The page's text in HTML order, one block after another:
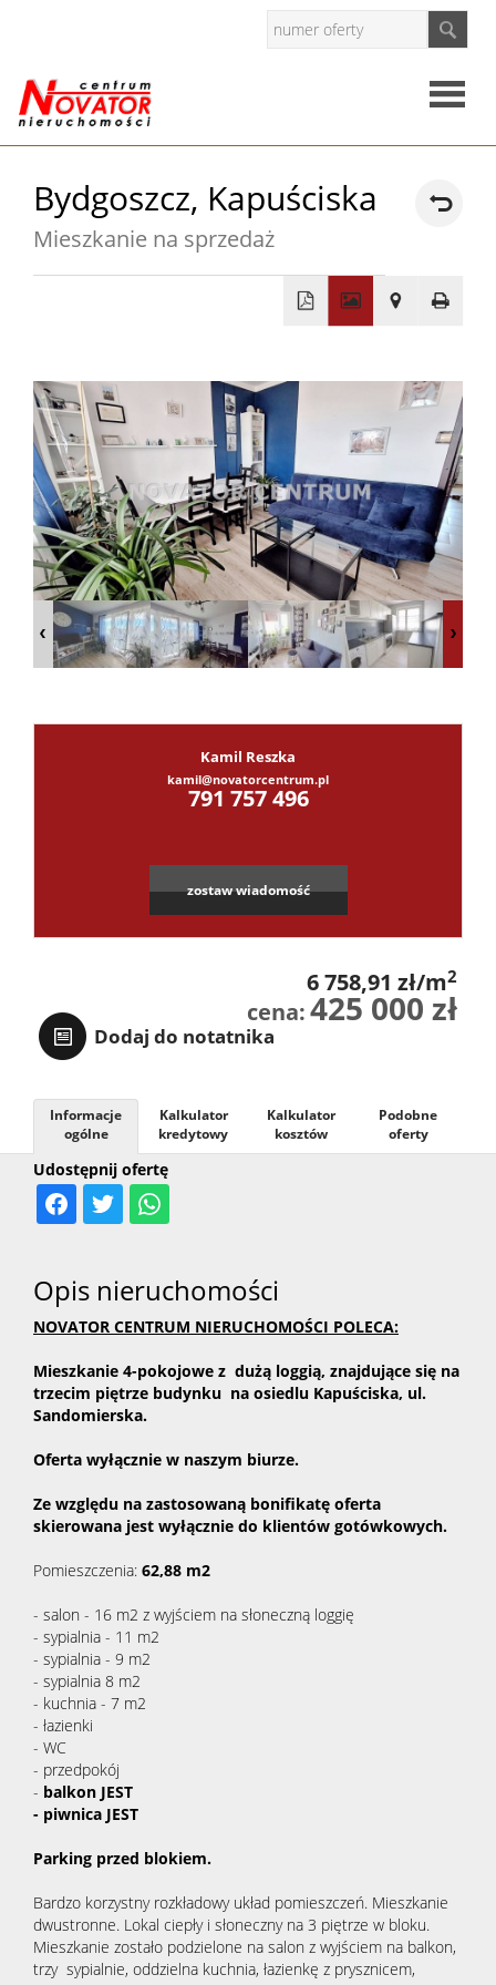
firmie
Domy
Dzialki
Lokale
Bydgoszcz, Kapuściska
Mieszkanie na sprzedaż
−
Leaflet
Kamil Reszka
kamil@novatorcentrum.pl
791 757 496
zostaw wiadomość
6 758,91 zł/m2
cena:425 000 zł
Dodaj do notatnika
Udostępnij ofertę
Informacje
ogólne
Kalkulator
kredytowy
Kalkulator
kosztów
Podobne
oferty
Opis nieruchomości
NOVATOR CENTRUM NIERUCHOMOŚCI POLECA:
Mieszkanie 4-pokojowe z dużą loggią, znajdujące się na
trzecim piętrze budynku na osiedlu Kapuściska, ul.
Sandomierska.
Oferta wyłącznie w naszym biurze.
Ze względu na zastosowaną bonifikatę oferta
skierowana jest wyłącznie do klientów gotówkowych.
Pomieszczenia: 62,88 m2
- salon - 16 m2 z wyjściem na słoneczną loggię
- sypialnia - 11 m2
- sypialnia - 9 m2
- sypialnia 8 m2
- kuchnia - 7 m2
- łazienki
- WC
- przedpokój
- balkon JEST
- piwnica JEST
Parking przed blokiem.
Bardzo korzystny rozkładowy układ pomieszczeń. Mieszkanie
dwustronne. Lokal ciepły i słoneczny na 3 piętrze w bloku.
Mieszkanie zostało podzielone na salon z wyjściem na balkon,
trzy sypialnie, oddzielna kuchnia, łazienkę z prysznicem,